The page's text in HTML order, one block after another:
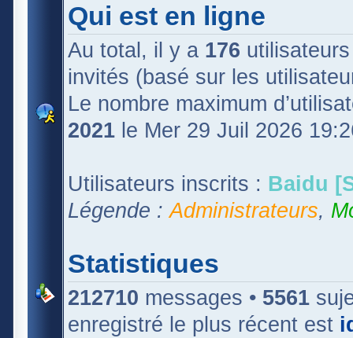
Qui est en ligne
Au total, il y a 176
invités (basé sur les
Le nombre maximum
2021 le Mer 29 Juil 2026
Utilisateurs inscrits : Baidu
Légende :Administrateurs,
Statistiques
212710 messages • 5561
enregistré le plus récent est